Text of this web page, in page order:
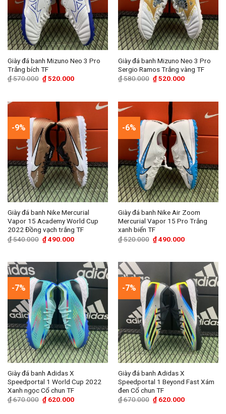
Giày đá banh Mizuno Neo 3 Pro
Trắng bích TF
₫570.000 Giá
gốc
₫520.000Giá
₫ 520.000.
Giày đá banh Mizuno Neo 3 Pro
Sergio Ramos Trắng vàng TF
₫580.000 Giá
gốc
₫520.000Giá
₫ 520.000.
-9%
Giày đá banh Nike Mercurial
Vapor 15 Academy World Cup
2022 Đồng vạch trắng TF
₫540.000 Giá
gốc
₫490.000Giá
₫ 490.000.
-6%
Giày đá banh Nike Air Zoom
Mercurial Vapor 15 Pro Trắng
xanh biển TF
₫520.000 Giá
gốc
₫490.000Giá
₫ 490.000.
-7%
Giày đá banh Adidas X
Speedportal 1 World Cup 2022
Xanh ngọc Cổ chun TF
₫670.000 Giá
gốc
₫620.000Giá
-7%
Giày đá banh Adidas X
Speedportal 1 Beyond Fast Xám
đen Cổ chun TF
₫670.000 Giá
gốc
₫620.000Giá